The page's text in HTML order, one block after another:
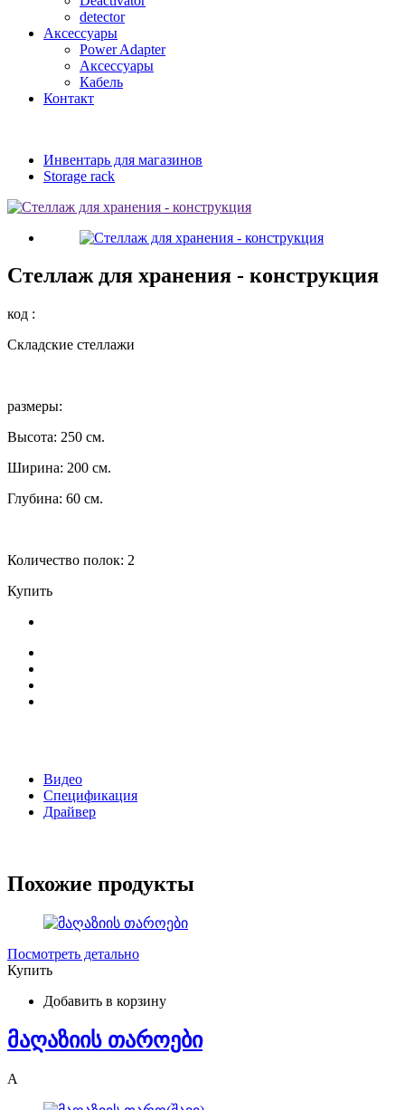
detector
Аксессуары
Power Adapter
Аксессуары
Кабель
Контакт
Инвентарь для магазинов
Storage rack
Стеллаж для хранения - конструкция
код :
Складские стеллажи
размеры:
Высота: 250 см.
Ширина: 200 см.
Глубина: 60 ​​см.
Количество полок: 2
Купить
Видео
Спецификация
Драйвер
Похожие продукты
Посмотреть детально
Купить
Добавить в корзину
მაღაზიის თაროები
A